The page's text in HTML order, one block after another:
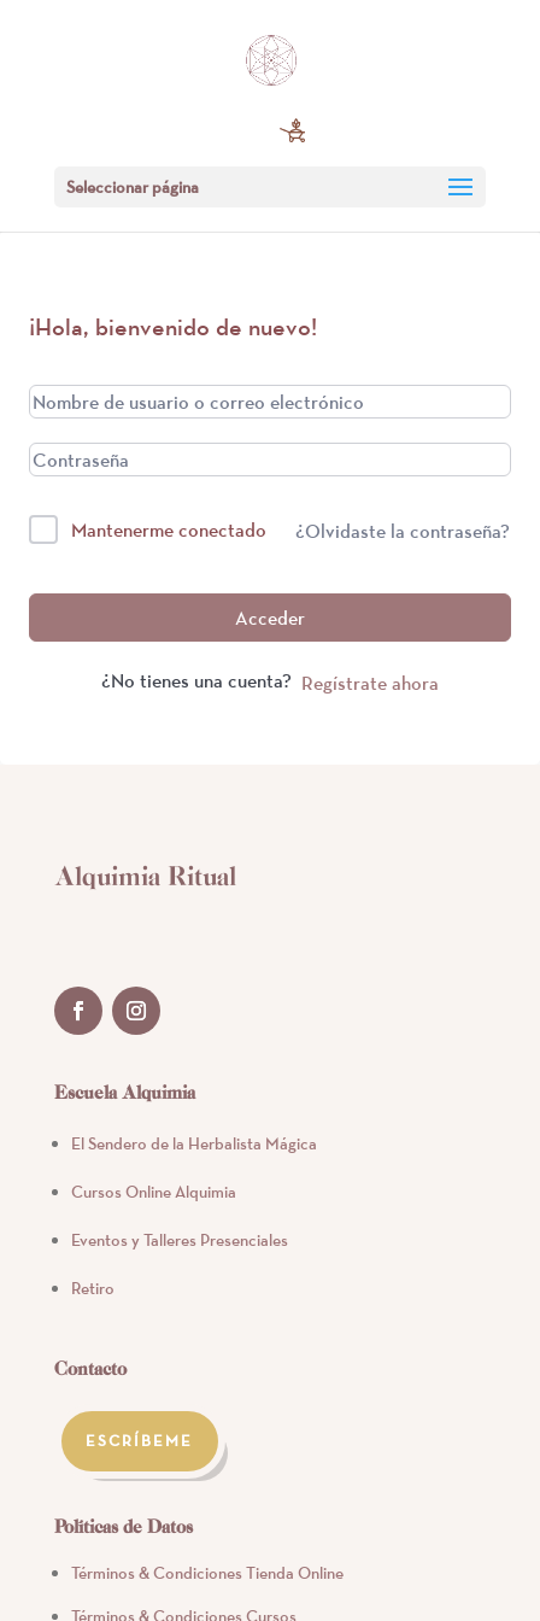
Seleccionar página
¡Hola, bienvenido de nuevo!
Mantenerme conectado ¿Olvidaste la contraseña?
Acceder
¿No tienes una cuenta? Regístrate ahora
Alquimia Ritual
Escuela Alquimia
El Sendero de la Herbalista Mágica
Cursos Online Alquimia
Eventos y Talleres Presenciales
Retiro
Contacto
ESCRÍBEME
Políticas de Datos
Términos & Condiciones Tienda Online
Términos & Condiciones Cursos